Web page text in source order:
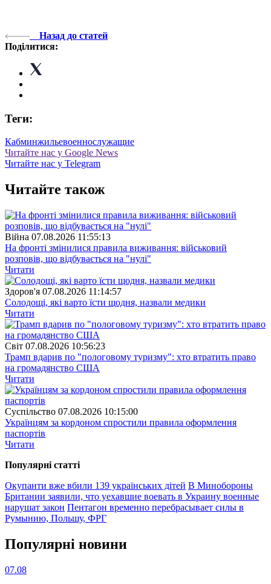
Назад до статей
Поділитися:
Теги:
Кабминжильевоеннослужащие
Читайте нас у Google News
Читайте нас у Telegram
Читайте також
Війна 07.08.2026 11:55:13
На фронті змінилися правила виживання: військовий
розповів, що відбувається на "нулі"
Читати
Здоров'я 07.08.2026 11:14:57
Солодощі, які варто їсти щодня, назвали медики
Читати
Свiт 07.08.2026 10:56:23
Трамп вдарив по "пологовому туризму": хто втратить право
на громадянство США
Читати
Суспiльство 07.08.2026 10:15:00
Українцям за кордоном спростили правила оформлення
паспортів
Читати
Популярнi статтi
Окупанти вже вбили 139 українських дітей В Минобороны
Британии заявили, что уехавшие воевать в Украину военные
нарушат закон Пентагон временно перебрасывает силы в
Румынию, Польшу, ФРГ
Популярнi новини
07.08